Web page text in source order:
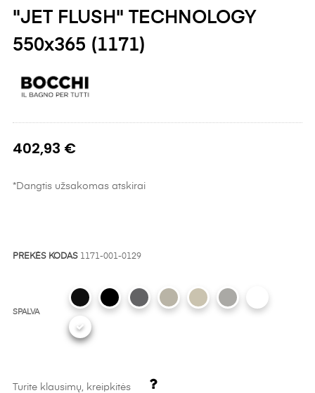
"JET FLUSH" TECHNOLOGY
550x365 (1171)
402,93 €
*Dangtis užsakomas atskirai
PREKĖS KODAS 1171-001-0129
SPALVA
Turite klausimų, kreipkitės